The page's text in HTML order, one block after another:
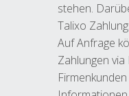
stehen.
Talixo
Auf Anfrage
Zahlungen